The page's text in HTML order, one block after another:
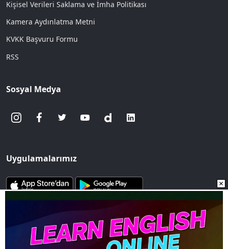
Kişisel Verileri Saklama ve İmha Politikası
Kamera Aydınlatma Metni
KVKK Başvuru Formu
RSS
Sosyal Medya
Uygulamalarımız
www.sozcu.com.tr internet sitesinde yayınlanan yazı, haber ve
fotoğrafların her türlü telif hakkı Mega Ajans ve Rek. Tic. A.Ş'ye
aittir. İzin alınmadan, kaynak gösterilerek dahi